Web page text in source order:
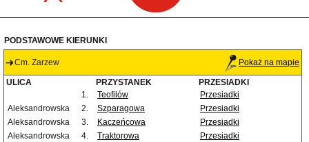
PODSTAWOWE KIERUNKI
Cm. Zarzew Pokaż na mapie
ULICA PRZYSTANEK
PRZESIADKI
1.
Teofilów
Przesiadki
Aleksandrowska
2. Szparagowa
Przesiadki
Aleksandrowska
3. Kaczeńcowa
Przesiadki
Aleksandrowska
4. Traktorowa
Przesiadki